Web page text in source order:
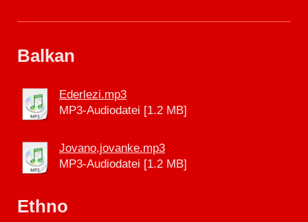
Balkan
Ederlezi.mp3
MP3-Audiodatei [1.2 MB]
Jovano,jovanke.mp3
MP3-Audiodatei [1.2 MB]
Ethno